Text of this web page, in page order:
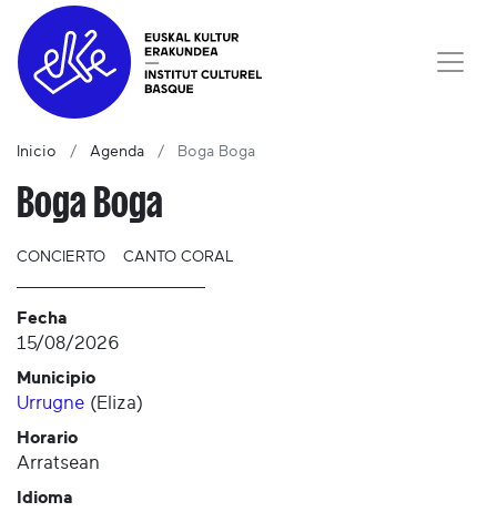
Inicio Agenda Boga Boga
Boga Boga
CONCIERTO CANTO CORAL
Fecha
15/08/2026
Municipio
Urrugne (Eliza)
Horario
Arratsean
Idioma